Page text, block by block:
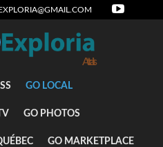
Attraits
GO LOCAL
GO PHOTOS
GO MARKETPLACE